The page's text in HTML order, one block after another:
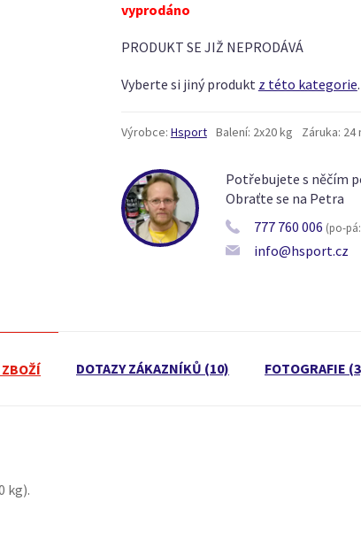
vyprodáno
PRODUKT SE JIŽ NEPRODÁVÁ
Vyberte si jiný produkt z této kategorie.
Výrobce: Hsport Balení: 2x20 kg Záruka: 24
Potřebujete s něčím
Obraťte se na Petra
777 760 006 (po-
info@hsport.cz
DOTAZY ZÁKAZNÍKŮ (10) FOTOGRAFIE
kg).